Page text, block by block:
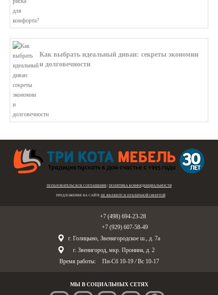
Как выбрать идеальный диван: секреты экономии
и долговечности
ПОЛЬЗОВАТЕЛЬСКОЕ СОГЛАШЕНИЕ| ПОЛИТИКА КОНФИДЕНЦИАЛЬНОСТИ
ПРЕДЛОЖЕНИЯ НА САЙТЕ НЕ ЯВЛЯЮТСЯ ПУБЛИЧНОЙ ОФЕРТОЙ
+7 (498) 694-23-28
+7 (929) 607-58-49
г. Голицыно, Звенигородское ш., д. 7а
г. Звенигород, мкр. Пронина, д. 2
Время работы:
Пн-Сб 10-19 / Вс 10-17
МЫ В СОЦИАЛЬНЫХ СЕТЯХ